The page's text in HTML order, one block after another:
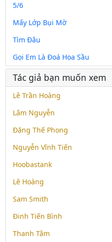
5/6
Mấy Lớp Bụi Mờ
Tìm Đâu
Gọi Em Là Đoá Hoa Sầu
Tác giả bạn muốn xem
Lê Trần Hoàng
Lâm Nguyễn
Đặng Thế Phong
Nguyễn Vĩnh Tiến
Hoobastank
Lê Hoàng
Sam Smith
Đinh Tiến Bình
Thanh Tâm